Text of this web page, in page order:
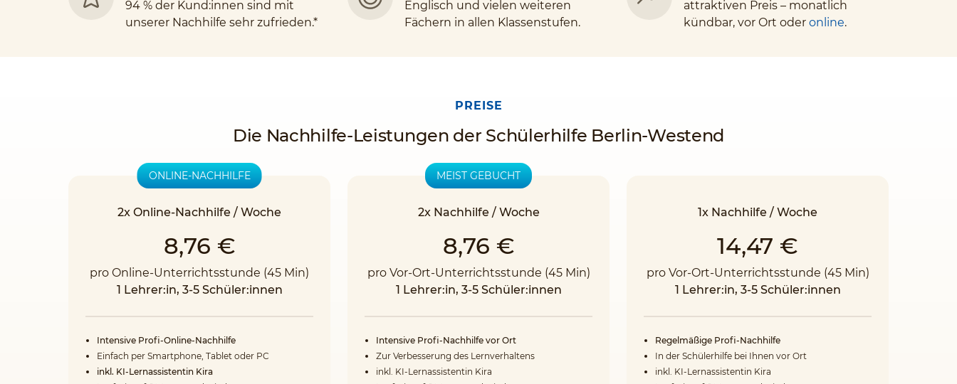
94 % der Kund:innen sind mit
unserer Nachhilfe sehr zufrieden.*
Englisch und vielen weiteren
Fächern in allen Klassenstufen.
attraktiven Preis – monatlich
kündbar, vor Ort oder online.
PREISE
Die Nachhilfe-Leistungen der Schülerhilfe Berlin-Westend
MEIST GEBUCHT
2x Nachhilfe / Woche
8,76 €
pro Vor-Ort-Unterrichtsstunde (45 Min)
1 Lehrer:in, 3-5 Schüler:innen
Intensive Profi-Nachhilfe vor Ort
Zur Verbesserung des Lernverhaltens
inkl. KI-Lernassistentin Kira
ONLINE-NACHHILFE
2x Online-Nachhilfe / Woche
8,76 €
pro Online-Unterrichtsstunde (45 Min)
1 Lehrer:in, 3-5 Schüler:innen
Intensive Profi-Online-Nachhilfe
Einfach per Smartphone, Tablet oder PC
inkl. KI-Lernassistentin Kira
1x Nachhilfe / Woche
14,47 €
pro Vor-Ort-Unterrichtsstunde (45 Min)
1 Lehrer:in, 3-5 Schüler:innen
Regelmäßige Profi-Nachhilfe
In der Schülerhilfe bei Ihnen vor Ort
inkl. KI-Lernassistentin Kira